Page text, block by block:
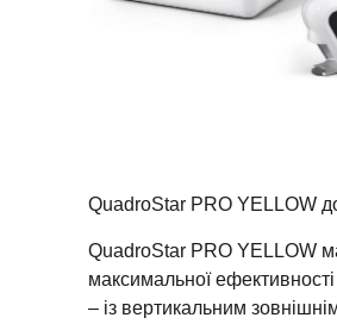
QuadroStar PRO YELLOW
QuadroStar PRO YELLOW
максимальної
– із вертикальним